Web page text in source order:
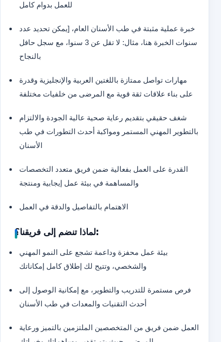
للعمل بدوام كامل
خبرة عملية مثبتة في طب الأسنان العام، [يمكن تحديد عدد
سنوات الخبرة هنا، مثال: لا تقل عن 3 سنوا، مع سجل حافل
بالنجاح
مهارات تواصل ممتازة باللغتين العربية والإنجليزية وقدرة
على بناء علاقات ثقة قوية مع المرضى من خلفيات مختلفة
شغف حقيقي بتقديم رعاية صحية عالية الجودة والالتزام
بالتطوير المهني المستمر ومواكبة أحدث التطورات في طب
الأسنان
القدرة على العمل بفعالية ضمن فريق متعدد التخصصات
والمساهمة في بيئة عمل إيجابية ومنتجة
الاهتمام بالتفاصيل والدقة في العمل
لماذا تنضم إلى فريقنا؟:
بيئة عمل محفزة وداعمة تشجع على النمو المهني
والشخصي، وتتيح لك إطلاق كامل إمكاناتك
فرص مستمرة للتدريب والتطوير، مع إمكانية الوصول إلى
أحدث التقنيات والمعدات في طب الأسنان
العمل ضمن فريق من المتخصصين الملتزمين بالتميز ورعاية